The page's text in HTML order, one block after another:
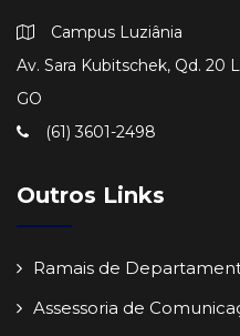
Campus Luziânia
Av. Sara Kubitschek, Qd. 20
GO
(61) 3601-2498
Outros Links
Ramais de
Assessoria de